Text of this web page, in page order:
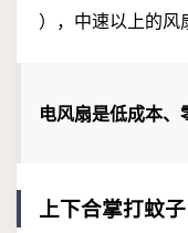
），中速以上的风
电风扇是低成本、
上下合掌打蚊